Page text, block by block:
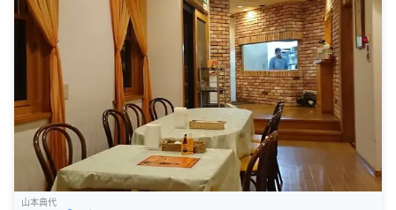
山本典代